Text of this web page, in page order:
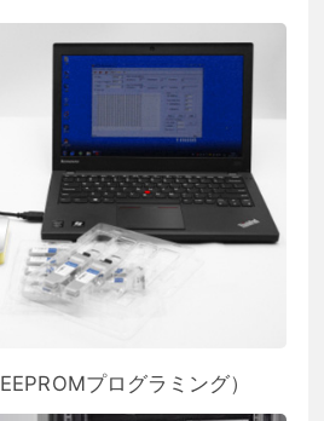
プログラミング）